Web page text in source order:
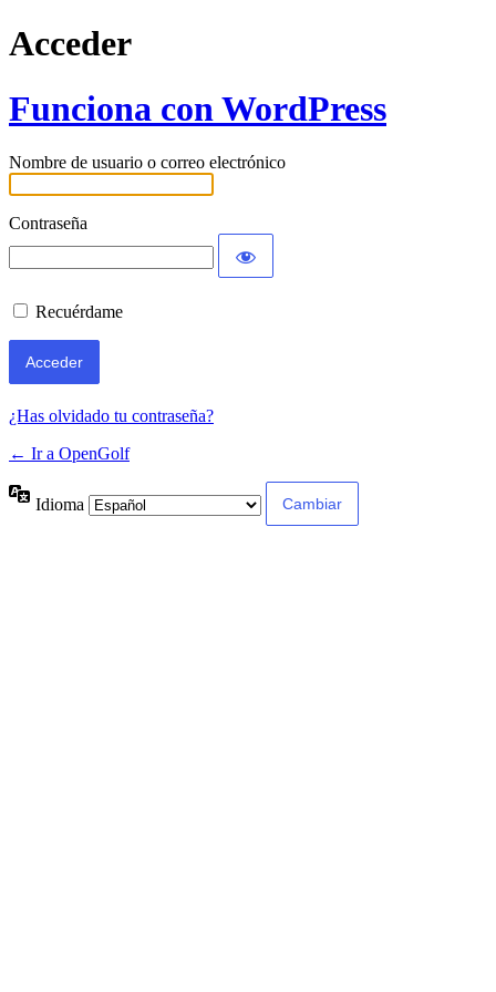
Acceder
Funciona con WordPress
Nombre de usuario o correo electrónico
Contraseña
Recuérdame
¿Has olvidado tu contraseña?
← Ir a OpenGolf
Idioma